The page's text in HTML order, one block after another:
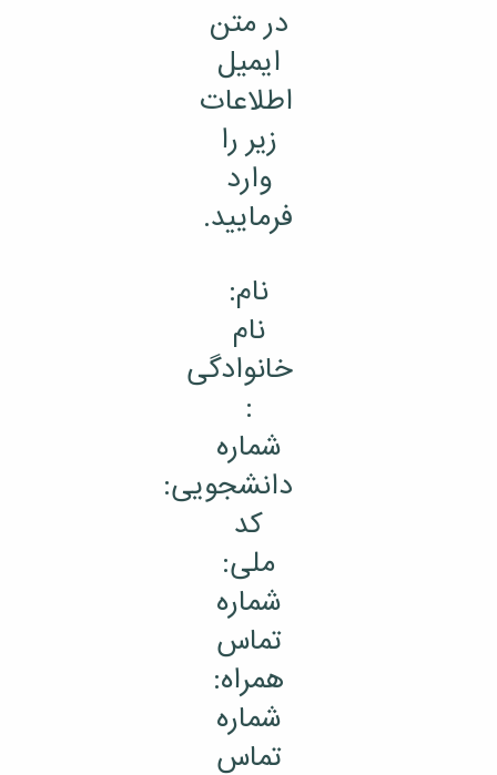
در متن
ایمیل
اطلاعات
زیر را
فرمایید.
خانوادگی
شماره
دانشجویی:
شماره
تماس
همراه:
شماره
تماس